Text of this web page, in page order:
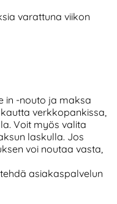
varattuna viikon
in -nouto ja maksa
verkkopankissa,
Voit myös valita
laskulla. Jos
voi noutaa vasta,
asiakaspalvelun